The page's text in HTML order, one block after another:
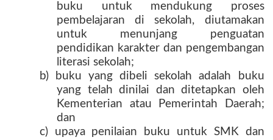
buku untuk mendukung proses
pembelajaran di sekolah, diutamakan
untuk menunjang penguatan
pendidikan karakter dan pengembangan
literasi sekolah;
b) buku yang dibeli sekolah adalah buku
yang telah dinilai dan ditetapkan oleh
Kementerian atau Pemerintah Daerah;
dan
c) upaya penilaian buku untuk SMK dan